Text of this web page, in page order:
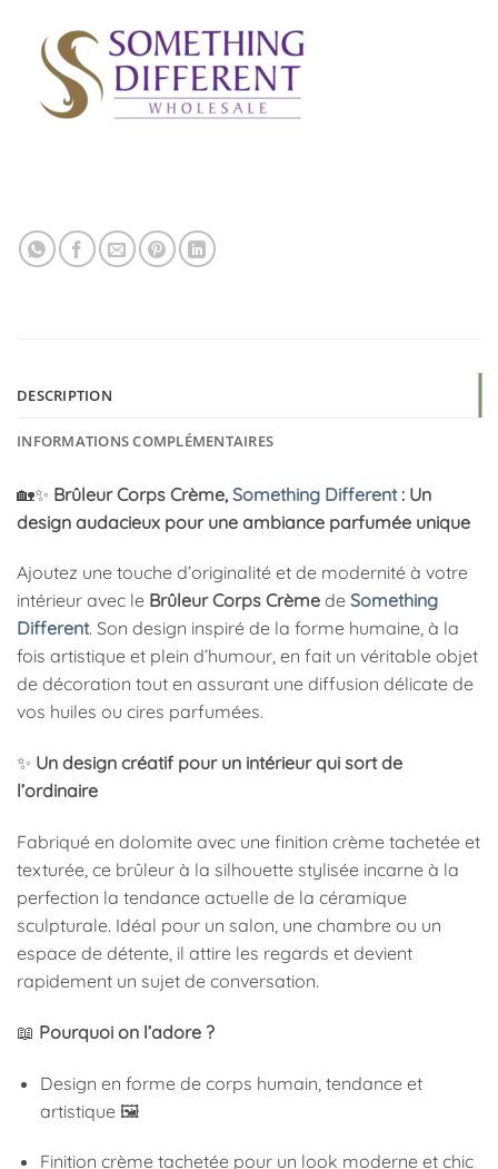
DESCRIPTION
INFORMATIONS COMPLÉMENTAIRES
🏡✨ Brûleur Corps Crème, Something Different: Un
design audacieux pour une ambiance parfumée unique
Ajoutez une touche d’originalité et de modernité à votre
intérieur avec le Brûleur Corps Crème de Something
Different. Son design inspiré de la forme humaine, à la
fois artistique et plein d’humour, en fait un véritable objet
de décoration tout en assurant une diffusion délicate de
vos huiles ou cires parfumées.
✨ Un design créatif pour un intérieur qui sort de
l’ordinaire
Fabriqué en dolomite avec une finition crème tachetée et
texturée, ce brûleur à la silhouette stylisée incarne à la
perfection la tendance actuelle de la céramique
sculpturale. Idéal pour un salon, une chambre ou un
espace de détente, il attire les regards et devient
rapidement un sujet de conversation.
📖 Pourquoi on l’adore ?
Design en forme de corps humain, tendance et
artistique 🖼️
Finition crème tachetée pour un look moderne et chic